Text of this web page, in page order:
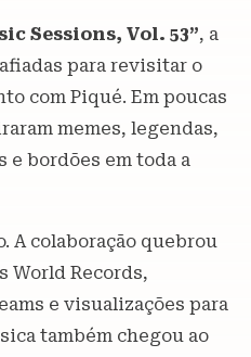
Sessions, Vol. 53”, a
para revisitar o
com Piqué. Em poucas
memes, legendas,
bordões em toda a
A colaboração quebrou
World Records,
e visualizações para
também chegou ao